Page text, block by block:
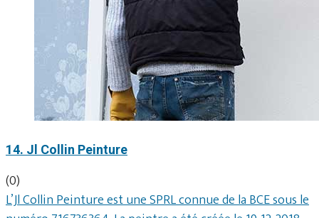
14. Jl Collin Peinture
(0)
L’Jl Collin Peinture est une SPRL connue de la BCE sous le